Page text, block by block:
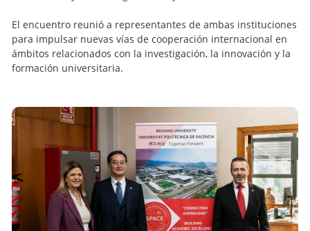
El encuentro reunió a representantes de ambas instituciones
para impulsar nuevas vías de cooperación internacional en
ámbitos relacionados con la investigación, la innovación y la
formación universitaria.